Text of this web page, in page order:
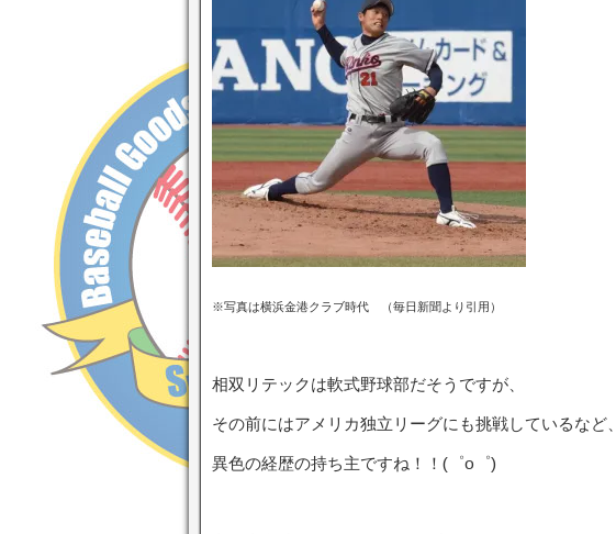
※写真は横浜金港クラブ時代 （毎日新聞より引用）
相双リテックは軟式野球部だそうですが、
その前にはアメリカ独立リーグにも挑戦しているなど、
異色の経歴の持ち主ですね！！(゜o゜)